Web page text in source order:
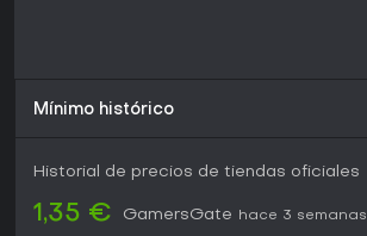
Mínimo histórico
Historial de precios de tiendas oficiales
1,35 € GamersGate
hace 3 semanas